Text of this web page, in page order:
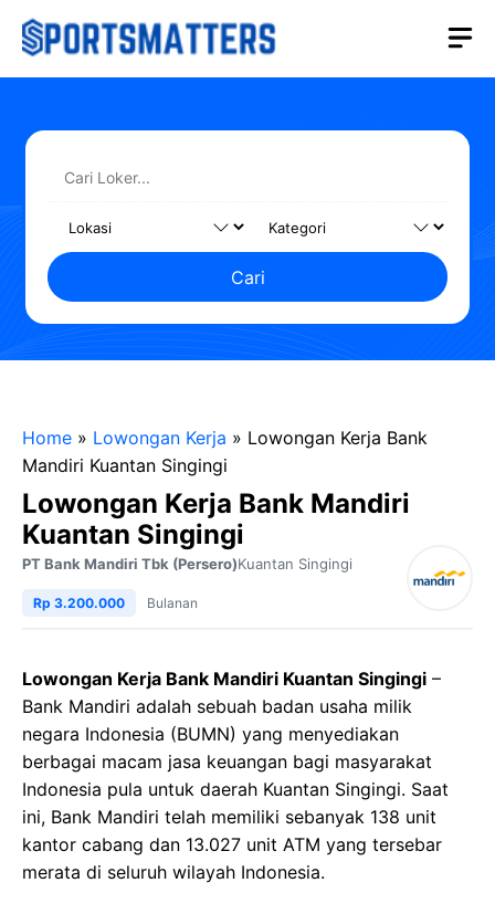
Langsung
Cari
Home » Lowongan Kerja » Lowongan Kerja Bank
Mandiri Kuantan Singingi
Lowongan Kerja Bank Mandiri
Kuantan Singingi
PT Bank Mandiri Tbk (Persero)Kuantan Singingi
Rp 3.200.000 Bulanan
Lowongan Kerja Bank Mandiri Kuantan Singingi –
Bank Mandiri adalah sebuah badan usaha milik
negara Indonesia (BUMN) yang menyediakan
berbagai macam jasa keuangan bagi masyarakat
Indonesia pula untuk daerah Kuantan Singingi. Saat
ini, Bank Mandiri telah memiliki sebanyak 138 unit
kantor cabang dan 13.027 unit ATM yang tersebar
merata di seluruh wilayah Indonesia.